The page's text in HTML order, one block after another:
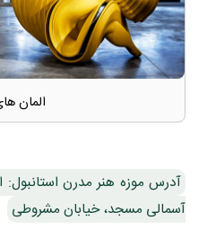
المان
آدرس موزه هنر مدرن استانبول:
آسمالی مسجد، خیابان مشروطی